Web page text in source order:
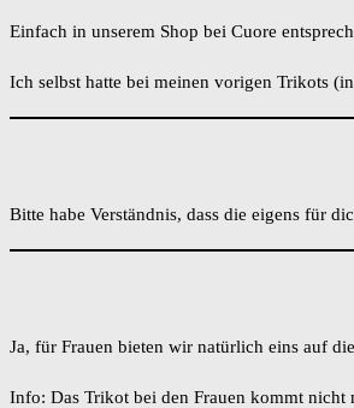
Einfach in unserem Shop bei Cuore
Ich selbst hatte bei meinen vorigen Trikots
Bitte habe Verständnis, dass die eigens für
Ja, für Frauen bieten wir natürlich eins auf
Info: Das Trikot bei den Frauen kommt nicht